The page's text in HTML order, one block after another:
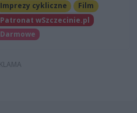
Imprezy cykliczne
Film
Patronat wSzczecinie.pl
Darmowe